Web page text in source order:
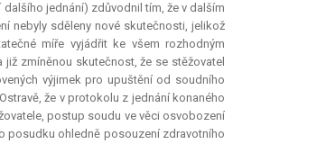
jednání) zdůvodnil tím, že v dalším
nebyly sděleny nové skutečnosti, jelikož
míře vyjádřit ke všem rozhodným
zmíněnou skutečnost, že se stěžovatel
výjimek pro upuštění od soudního
že v protokolu z jednání konaného
postup soudu ve věci osvobození
posudku ohledně posouzení zdravotního